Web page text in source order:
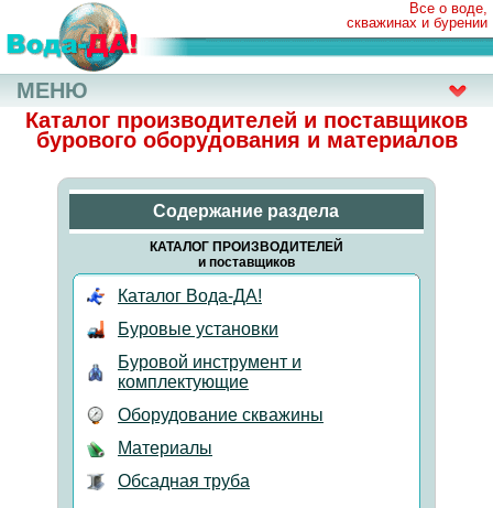
Все о воде,
скважинах и бурении
Каталог производителей и поставщиков
бурового оборудования и материалов
Содержание раздела
КАТАЛОГ ПРОИЗВОДИТЕЛЕЙ
и поставщиков
Каталог Вода-ДА!
Буровые установки
Буровой инструмент и
комплектующие
Оборудование скважины
Материалы
Обсадная труба
МЕНЮ